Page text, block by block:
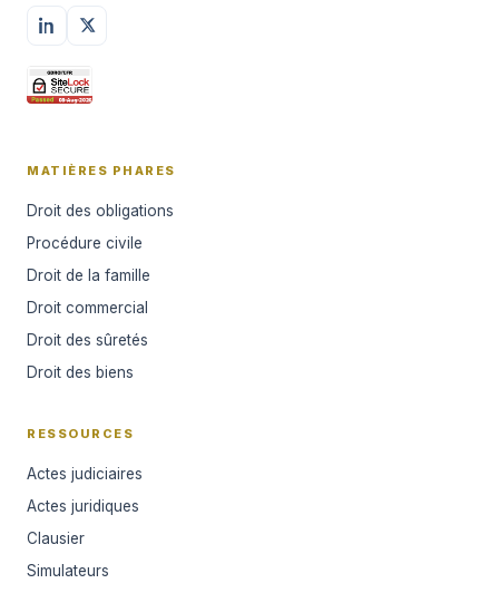
MATIÈRES PHARES
Droit des obligations
Procédure civile
Droit de la famille
Droit commercial
Droit des sûretés
Droit des biens
RESSOURCES
Actes judiciaires
Actes juridiques
Clausier
Simulateurs